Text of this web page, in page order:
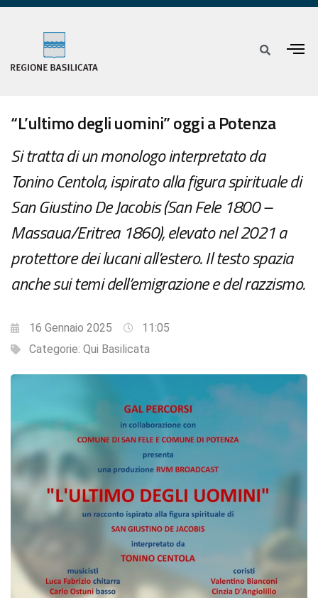
“L’ultimo degli uomini” oggi a Potenza
Si tratta di un monologo interpretato da
Tonino Centola, ispirato alla figura spirituale di
San Giustino De Jacobis (San Fele 1800 –
Massaua/Eritrea 1860), elevato nel 2021 a
protettore dei lucani all’estero. Il testo spazia
anche sui temi dell’emigrazione e del razzismo.
16 Gennaio 2025
11:05
Categorie: Qui Basilicata